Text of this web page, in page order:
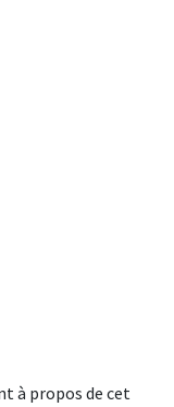
à propos de cet